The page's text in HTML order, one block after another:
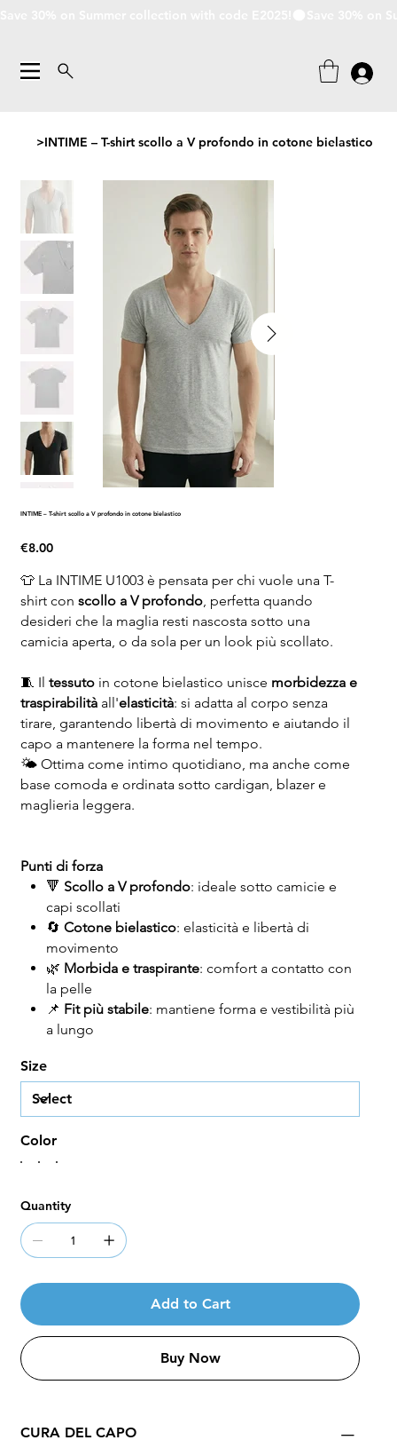
>INTIME – T-shirt scollo a V profondo in cotone bielastico
INTIME – T-shirt scollo a V profondo in cotone bielastico
Price
€8.00
👕 La INTIME U1003 è pensata per chi vuole una T-
shirt con scollo a V profondo, perfetta quando
desideri che la maglia resti nascosta sotto una
camicia aperta, o da sola per un look più scollato.
🧵 Il tessutoin cotone bielastico unisce morbidezza e
traspirabilitàall'elasticità: si adatta al corpo senza
tirare, garantendo libertà di movimento e aiutando il
capo a mantenere la forma nel tempo.
🌤️ Ottima come intimo quotidiano, ma anche come
base comoda e ordinata sotto cardigan, blazer e
maglieria leggera.
Punti di forza
🔻 Scollo a V profondo: ideale sotto camicie e
capi scollati
🔄 Cotone bielastico: elasticità e libertà di
movimento
🌿 Morbida e traspirante: comfort a contatto con
la pelle
📌 Fit più stabile: mantiene forma e vestibilità più
a lungo
Size
Color
Quantity
Add to Cart
Buy Now
CURA DEL CAPO